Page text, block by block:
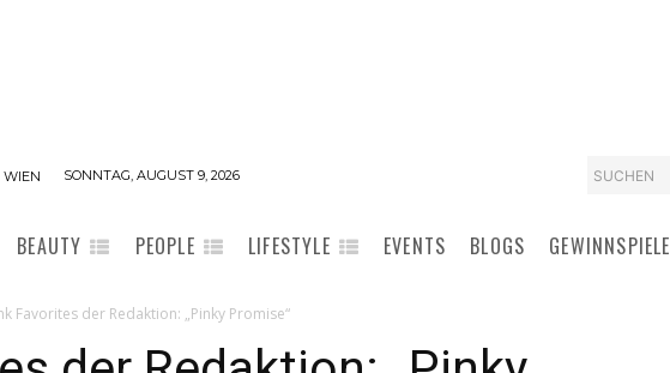
WIEN SONNTAG, AUGUST 9, 2026 SUCHEN
BEAUTY PEOPLE LIFESTYLE EVENTS BLOGS GEWINNSPIELE
Favorites der Redaktion: „Pinky Promise“